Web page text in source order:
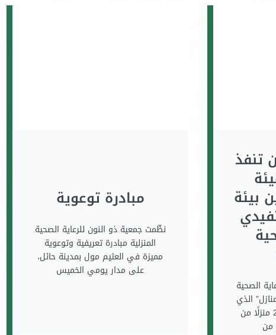
تنفذ
بيئة
الصحية
الذي
استهدف تحسين بيئة 20 منزلًا من
من
مبادرة توعوية
نظّمت جمعية ذو النون للرعاية الصحية
المنزلية مبادرة تعريفية وتوعوية
مميزة في العثيم مول بمدينة حائل،
على مدار يومي الخميس